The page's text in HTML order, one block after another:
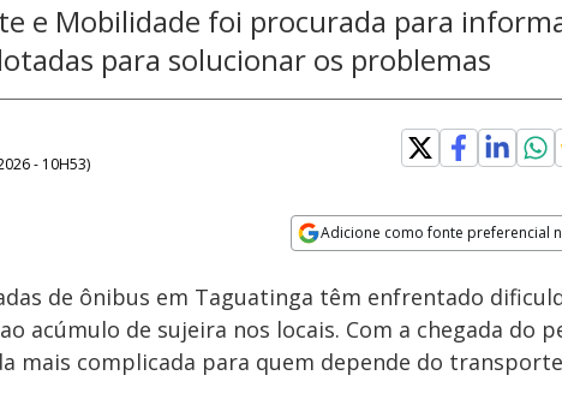
e Mobilidade foi procurada para
para solucionar os problemas
- 10H53)
Adicione como fonte preferencial
Velocidade
de ônibus em Taguatinga têm enfrentado
acúmulo de sujeira nos locais. Com a chegada do
mais complicada para quem depende do transporte